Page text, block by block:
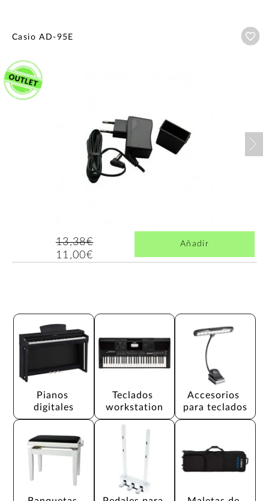
Casio AD-95E
13,38€
11,00€
Añadir
Pianos
digitales
Teclados
workstation
Accesorios
para teclados